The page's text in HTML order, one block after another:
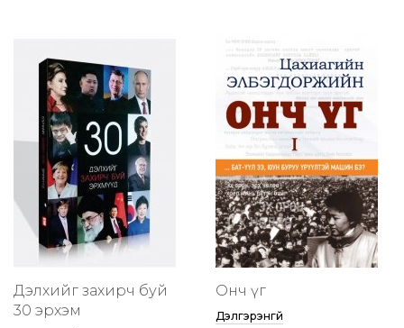
Дэлхийг захирч буй
30 эрхэм
Онч үг
Дэлгэрэнгүй